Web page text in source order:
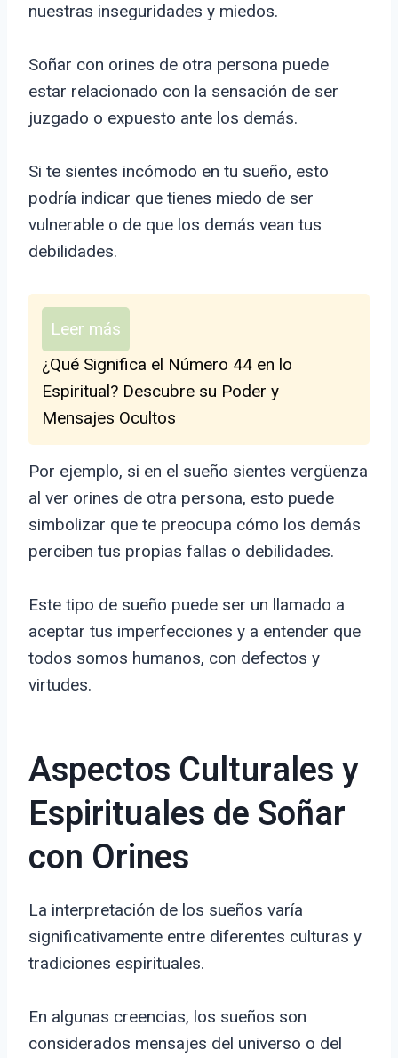
nuestras inseguridades y miedos.
Soñar con orines de otra persona puede
estar relacionado con la sensación de ser
juzgado o expuesto ante los demás.
Si te sientes incómodo en tu sueño, esto
podría indicar que tienes miedo de ser
vulnerable o de que los demás vean tus
debilidades.
Leer más
¿Qué Significa el Número 44 en lo
Espiritual? Descubre su Poder y
Mensajes Ocultos
Por ejemplo, si en el sueño sientes vergüenza
al ver orines de otra persona, esto puede
simbolizar que te preocupa cómo los demás
perciben tus propias fallas o debilidades.
Este tipo de sueño puede ser un llamado a
aceptar tus imperfecciones y a entender que
todos somos humanos, con defectos y
virtudes.
Aspectos Culturales y
Espirituales de Soñar
con Orines
La interpretación de los sueños varía
significativamente entre diferentes culturas y
tradiciones espirituales.
En algunas creencias, los sueños son
considerados mensajes del universo o del